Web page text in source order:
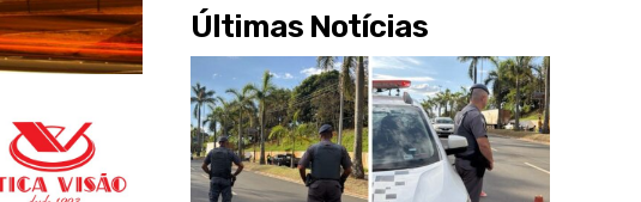
Últimas Notícias